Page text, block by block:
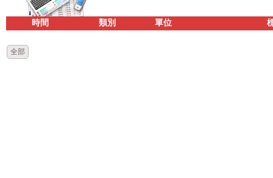
時間 類別 單位
全部